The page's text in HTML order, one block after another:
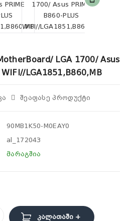
LGA 1700/ Asus
WIFI//LGA1851,B860,MB
Შეაფასე Პროდუქტი
90MB1K50-M0EAY0
al_172043
მარაგშია
Კალათაში +